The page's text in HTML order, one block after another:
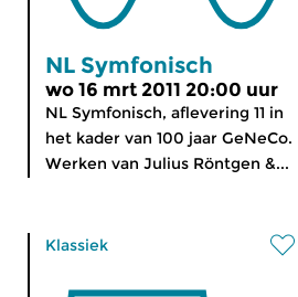
NL Symfonisch
wo 16 mrt 2011 20:00 uur
NL Symfonisch, aflevering 11 in
het kader van 100 jaar GeNeCo.
Werken van Julius Röntgen &...
Klassiek